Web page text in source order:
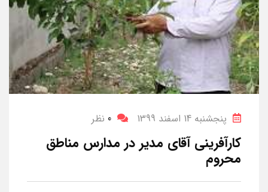
پنجشنبه 14 اسفند 1399 0 نظر
کارآفرینی آقای مدیر در مدارس مناطق
محروم